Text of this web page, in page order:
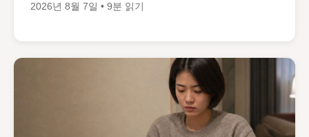
2026년 8월 7일 • 9분 읽기